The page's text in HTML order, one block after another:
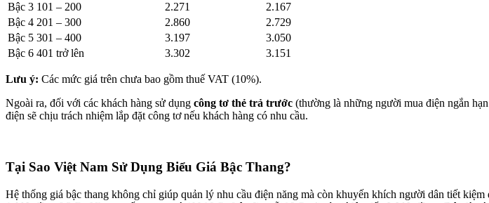
Bậc 3 101 – 200 2.271
2.167
Bậc 4 201 – 300 2.860
2.729
Bậc 5 301 – 400 3.197
3.050
Bậc 6 401 trở lên 3.302 3.151
Lưu ý: Các mức giá trên chưa bao gồm thuế VAT (10%).
Ngoài ra, đối với các khách hàng sử dụng công tơ thẻ trả trước (thường là những người mua điện ngắn
điện sẽ chịu trách nhiệm lắp đặt công tơ nếu khách hàng có nhu cầu.
Tại Sao Việt Nam Sử Dụng Biểu Giá Bậc Thang?
Hệ thống giá bậc thang không chỉ giúp quản lý nhu cầu điện năng mà còn khuyến khích người dân tiết